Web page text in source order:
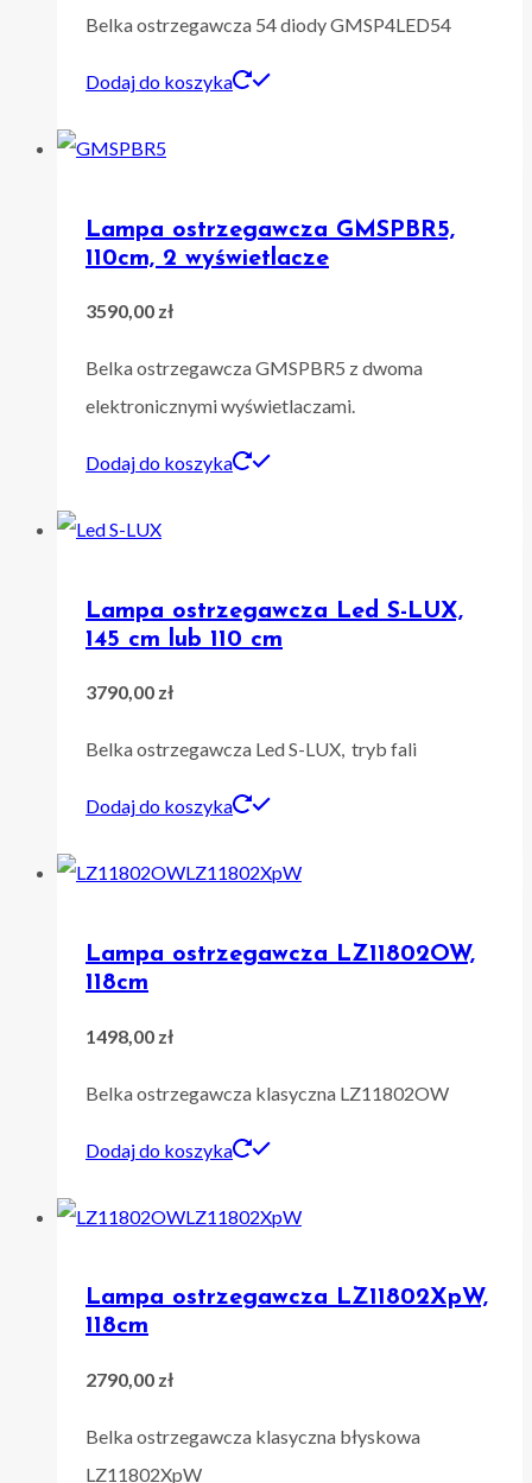
Belka ostrzegawcza 54 diody GMSP4LED54
Dodaj do koszyka
Lampa ostrzegawcza GMSPBR5,
110cm, 2 wyświetlacze
3590,00 zł
Belka ostrzegawcza GMSPBR5 z dwoma
elektronicznymi wyświetlaczami.
Dodaj do koszyka
Lampa ostrzegawcza Led S-LUX,
145 cm lub 110 cm
3790,00 zł
Belka ostrzegawcza Led S-LUX, tryb fali
Dodaj do koszyka
Lampa ostrzegawcza LZ11802OW,
118cm
1498,00 zł
Belka ostrzegawcza klasyczna LZ11802OW
Dodaj do koszyka
Lampa ostrzegawcza LZ11802XpW,
118cm
2790,00 zł
Belka ostrzegawcza klasyczna błyskowa
LZ11802XpW